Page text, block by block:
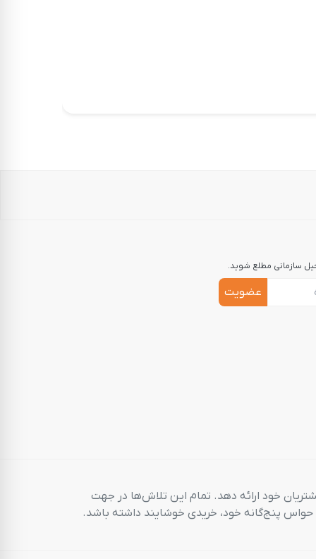
سازمانی مطلع شوید.
عضویت
خود ارائه دهد. تمام این تلاش‌ها در جهت
حواس پنج‌گانه خود، خریدی خوشایند داشته باشد.